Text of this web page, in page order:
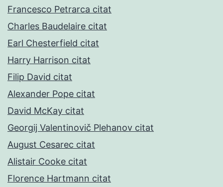
Francesco Petrarca citat
Charles Baudelaire citat
Earl Chesterfield citat
Harry Harrison citat
Filip David citat
Alexander Pope citat
David McKay citat
Georgij Valentinovič Plehanov citat
August Cesarec citat
Alistair Cooke citat
Florence Hartmann citat